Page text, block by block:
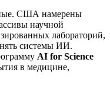
США намерены
научной
лабораторий,
системы ИИ.
AI for Science
в медицине,